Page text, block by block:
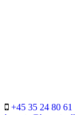
+45 35 24 80 61